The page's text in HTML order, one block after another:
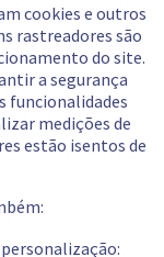
dos
cookies e outros
rastreadores são
do site.
a segurança
funcionalidades
medições de
estão isentos de